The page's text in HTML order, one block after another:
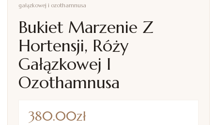
gałązkowej i ozothamnusa
Bukiet Marzenie Z
Hortensji, Róży
Gałązkowej I
Ozothamnusa
380.00zł